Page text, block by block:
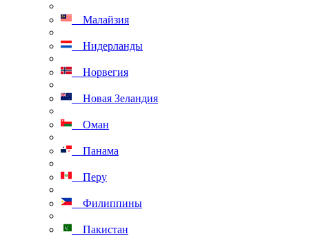
Малайзия
Нидерланды
Норвегия
Новая Зеландия
Оман
Панама
Перу
Филиппины
Пакистан